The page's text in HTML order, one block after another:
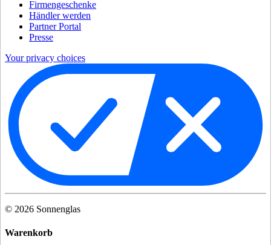
Firmengeschenke
Händler werden
Partner Portal
Presse
Your privacy choices
© 2026 Sonnenglas
Warenkorb